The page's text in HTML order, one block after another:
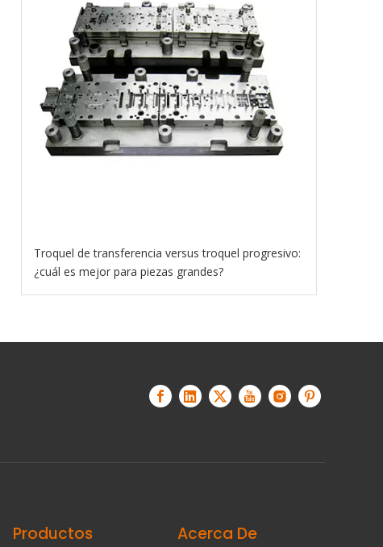
Troquel de transferencia versus troquel progresivo:
¿cuál es mejor para piezas grandes?
Productos Acerca De